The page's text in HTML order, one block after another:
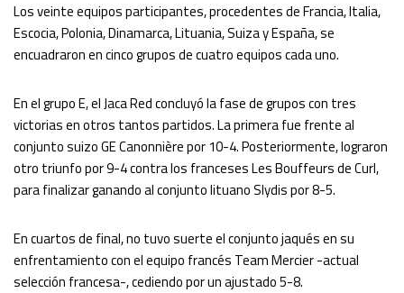
Los veinte equipos participantes, procedentes de Francia, Italia,
Escocia, Polonia, Dinamarca, Lituania, Suiza y España, se
encuadraron en cinco grupos de cuatro equipos cada uno.
En el grupo E, el Jaca Red concluyó la fase de grupos con tres
victorias en otros tantos partidos. La primera fue frente al
conjunto suizo GE Canonnière por 10-4. Posteriormente, lograron
otro triunfo por 9-4 contra los franceses Les Bouffeurs de Curl,
para finalizar ganando al conjunto lituano Slydis por 8-5.
En cuartos de final, no tuvo suerte el conjunto jaqués en su
enfrentamiento con el equipo francés Team Mercier -actual
selección francesa-, cediendo por un ajustado 5-8.